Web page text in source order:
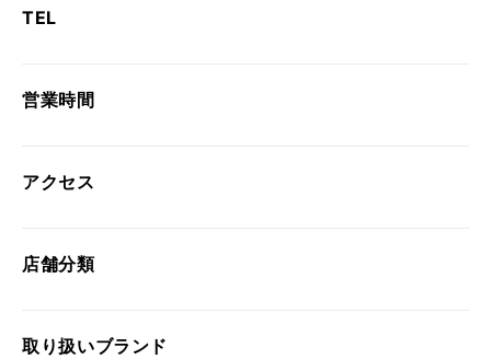
TEL
営業時間
アクセス
店舗分類
取り扱いブランド